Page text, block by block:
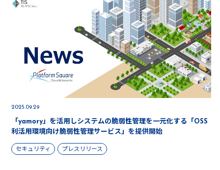
2025.09.29
「yamory」を活用しシステムの脆弱性管理を一元化する「OSS
利活用環境向け脆弱性管理サービス」を提供開始
セキュリティ プレスリリース